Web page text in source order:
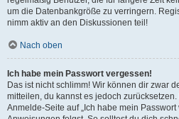
um die Datenbankgröße zu verringern.
nimm aktiv an den Diskussionen teil!
Nach oben
Ich habe mein Passwort vergessen!
Das ist nicht schlimm! Wir können dir zwar
mitteilen, du kannst es jedoch
Anmelde-Seite auf „Ich habe mein